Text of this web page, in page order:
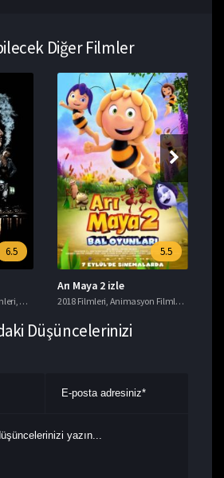
Diğer Filmler
6.5
Gerilim Filmleri,Suç Filmleri
5.5
Arı Maya 2 izle
2018 Filmleri Animasyon Filmleri
Düşüncelerinizi